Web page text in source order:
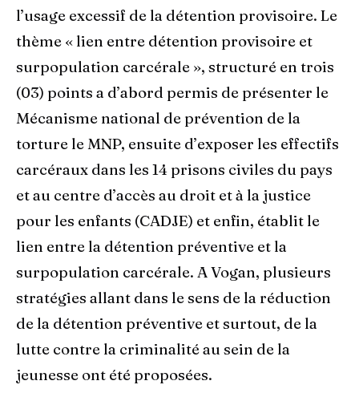
l’usage excessif de la détention provisoire. Le
thème « lien entre détention provisoire et
surpopulation carcérale », structuré en trois
(03) points a d’abord permis de présenter le
Mécanisme national de prévention de la
torture le MNP, ensuite d’exposer les effectifs
carcéraux dans les 14 prisons civiles du pays
et au centre d’accès au droit et à la justice
pour les enfants (CADJE) et enfin, établit le
lien entre la détention préventive et la
surpopulation carcérale. A Vogan, plusieurs
stratégies allant dans le sens de la réduction
de la détention préventive et surtout, de la
lutte contre la criminalité au sein de la
jeunesse ont été proposées.